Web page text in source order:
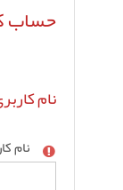
حساب
نام
نام